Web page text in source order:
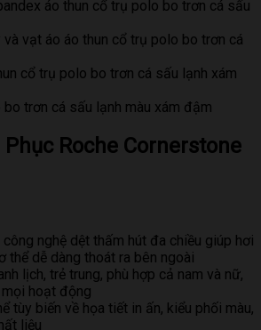
Roche Cornerstone
nghệ dệt thấm hút đa chiều giúp hơi
thể dễ dàng thoát ra bên ngoài
lịch, trẻ trung, phù hợp cả nam và nữ,
hoạt động
tùy biến về họa tiết in ấn, kiểu phối màu,
liệu